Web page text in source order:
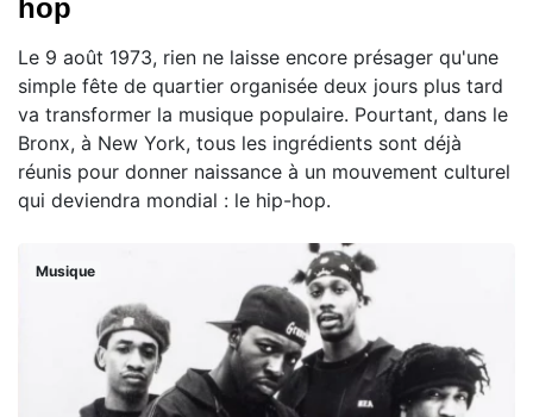
hop
Le 9 août 1973, rien ne laisse encore présager qu'une
simple fête de quartier organisée deux jours plus tard
va transformer la musique populaire. Pourtant, dans le
Bronx, à New York, tous les ingrédients sont déjà
réunis pour donner naissance à un mouvement culturel
qui deviendra mondial : le hip-hop.
Musique